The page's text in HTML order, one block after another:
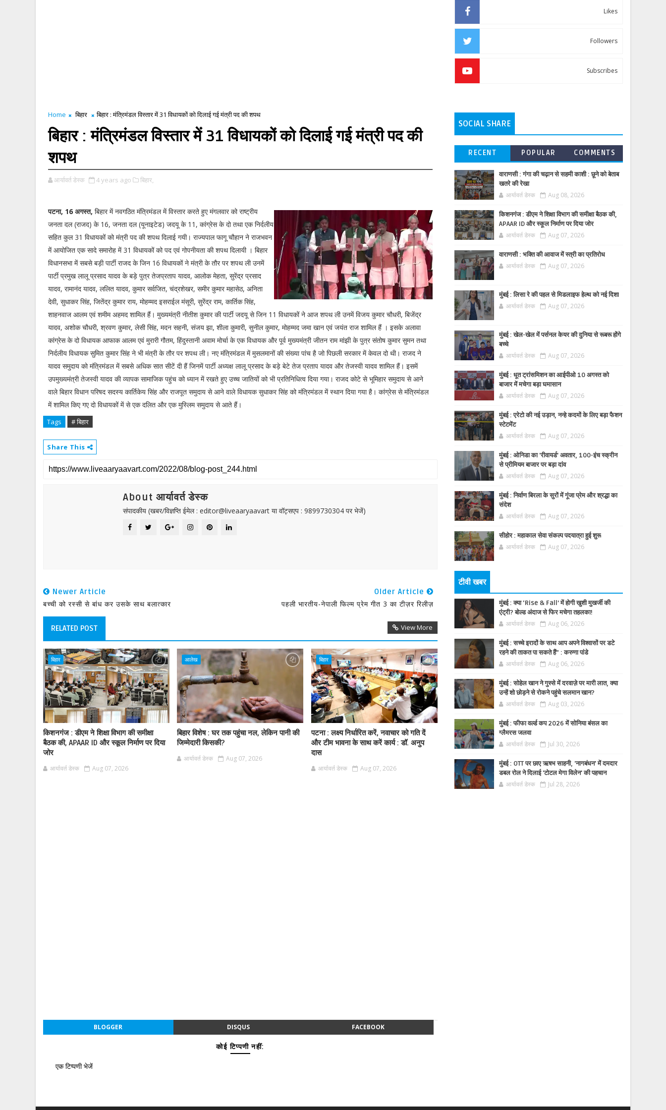
Home बिहार बिहार : मंत्रिमंडल विस्तार में 31 विधायकों को दिलाई गई मंत्री पद की शपथ
बिहार : मंत्रिमंडल विस्तार में 31 विधायकों को दिलाई गई मंत्री पद की
शपथ
आर्यावर्त डेस्क 4 years ago बिहार,
पटना, 16 अगस्त, बिहार में नवगठित मंत्रिमंडल में विस्तार करते हुए मंगलवार को राष्ट्रीय
जनता दल (राजद) के 16, जनता दल (यूनाइटेड) जदयू के 11, कांग्रेस के दो तथा एक निर्दलीय
सहित कुल 31 विधायकों को मंत्री पद की शपथ दिलाई गयी। राज्यपाल फागू चौहान ने राजभवन
में आयोजित एक सादे समारोह में 31 विधायकों को पद एवं गोपनीयता की शपथ दिलायी । बिहार
विधानसभा में सबसे बड़ी पार्टी राजद के जिन 16 विधायकों ने मंत्री के तौर पर शपथ ली उनमें
पार्टी प्रमुख लालू प्रसाद यादव के बड़े पुत्र तेजप्रताप यादव, आलोक मेहता, सुरेंद्र प्रसाद
यादव, रामानंद यादव, ललित यादव, कुमार सर्वजित, चंद्रशेखर, समीर कुमार महासेठ, अनिता
देवी, सुधाकर सिंह, जितेंद्र कुमार राय, मोहम्मद इसराईल मंसूरी, सुरेंद्र राम, कार्तिक सिंह,
शाहनवाज आलम एवं शमीम अहमद शामिल हैं। मुख्यमंत्री नीतीश कुमार की पार्टी जदयू से जिन 11 विधायकों ने आज शपथ ली उनमें विजय कुमार चौधरी, बिजेंद्र
यादव, अशोक चौधरी, श्रवण कुमार, लेसी सिंह, मदन सहनी, संजय झा, शीला कुमारी, सुनील कुमार, मोहम्मद जमा खान एवं जयंत राज शामिल हैं । इसके अलावा
कांग्रेस के दो विधायक आफाक आलम एवं मुरारी गौतम, हिंदुस्तानी अवाम मोर्चा के एक विधायक और पूर्व मुख्यमंत्री जीतन राम मांझी के पुत्र संतोष कुमार सुमन तथा
निर्दलीय विधायक सुमित कुमार सिंह ने भी मंत्री के तौर पर शपथ ली। नए मंत्रिमंडल में मुसलमानों की संख्या पांच है जो पिछली सरकार में केवल दो थी। राजद ने
यादव समुदाय को मंत्रिमंडल में सबसे अधिक सात सीटें दी हैं जिनमें पार्टी अध्यक्ष लालू प्रसाद के बड़े बेटे तेज प्रताप यादव और तेजस्वी यादव शामिल हैं। इसमें
उपमुख्यमंत्री तेजस्वी यादव की व्यापक सामाजिक पहुंच को ध्यान में रखते हुए उच्च जातियों को भी प्रतिनिधित्व दिया गया। राजद कोटे से भूमिहार समुदाय से आने
वाले बिहार विधान परिषद सदस्य कार्तिकेय सिंह और राजपूत समुदाय से आने वाले विधायक सुधाकर सिंह को मंत्रिमंडल में स्थान दिया गया है। कांग्रेस से मंत्रिमंडल
में शामिल किए गए दो विधायकों में से एक दलित और एक मुस्लिम समुदाय से आते हैं।
Tags # बिहार
Share This
About आर्यावर्त डेस्क
संपादकीय (खबर/विज्ञप्ति ईमेल : editor@liveaaryaavart या वॉट्सएप : 9899730304 पर भेजें)
Newer Article
बच्ची को रस्सी से बांध कर उसके साथ बलात्कार
Older Article
पहली भारतीय-नेपाली फिल्म प्रेम गीत 3 का टीज़र रिलीज़
RELATED POST View More
बिहार
किशनगंज : डीएम ने शिक्षा विभाग की समीक्षा
बैठक की, APAAR ID और स्कूल निर्माण पर दिया
जोर
आर्यावर्त डेस्क Aug 07, 2026
आलेख
बिहार विशेष : घर तक पहुंचा नल, लेकिन पानी की
जिम्मेदारी किसकी?
आर्यावर्त डेस्क Aug 07, 2026
बिहार
पटना : लक्ष्य निर्धारित करें, नवाचार को गति दें
और टीम भावना के साथ करें कार्य : डॉ. अनुप
दास
आर्यावर्त डेस्क Aug 07, 2026
BLOGGER DISQUS FACEBOOK
कोई टिप्पणी नहीं:
एक टिप्पणी भेजें
Likes
Followers
Subscribes
SOCIAL SHARE
RECENT POPULAR COMMENTS
वाराणसी : गंगा की चढ़ान से सहमी काशी : छूने को बेताब
खतरे की रेखा
आर्यावर्त डेस्क Aug 08, 2026
किशनगंज : डीएम ने शिक्षा विभाग की समीक्षा बैठक की,
APAAR ID और स्कूल निर्माण पर दिया जोर
आर्यावर्त डेस्क Aug 07, 2026
वाराणसी : भक्ति की आवाज में स्त्री का प्रतिरोध
आर्यावर्त डेस्क Aug 07, 2026
मुंबई : लिसा रे की पहल से मिडलाइफ हेल्थ को नई दिशा
आर्यावर्त डेस्क Aug 07, 2026
मुंबई : खेल-खेल में पर्सनल केयर की दुनिया से रूबरू होंगे
बच्चे
आर्यावर्त डेस्क Aug 07, 2026
मुंबई : धूत ट्रांसमिशन का आईपीओ 10 अगस्त को
बाजार में मचेगा बड़ा घमासान
आर्यावर्त डेस्क Aug 07, 2026
मुंबई : एरेटो की नई उड़ान, नन्हे कदमों के लिए बड़ा फैशन
स्टेटमेंट
आर्यावर्त डेस्क Aug 07, 2026
मुंबई : ओनिडा का 'रीवायर्ड’ अवतार, 100-इंच स्क्रीन
से प्रीमियम बाजार पर बड़ा दांव
आर्यावर्त डेस्क Aug 07, 2026
मुंबई : निर्वाण बिरला के सुरों में गूंजा प्रेम और श्रद्धा का
संदेश
आर्यावर्त डेस्क Aug 07, 2026
सीहोर : महाकाल सेवा संकल्प पदयात्रा हुई शुरू
आर्यावर्त डेस्क Aug 07, 2026
टीवी खबर
मुंबई : क्या ‘Rise & Fall’ में होगी खुशी मुखर्जी की
एंट्री? बोल्ड अंदाज से फिर मचेगा तहलका!
आर्यावर्त डेस्क Aug 06, 2026
मुंबई : सच्चे इरादों के साथ आप अपने विश्वासों पर डटे
रहने की ताकत पा सकते हैं” : करुणा पांडे
आर्यावर्त डेस्क Aug 06, 2026
मुंबई : सोहेल खान ने गुस्से में दरवाज़े पर मारी लात, क्या
उन्हें शो छोड़ने से रोकने पहुंचे सलमान खान?
आर्यावर्त डेस्क Aug 03, 2026
मुंबई : फीफा वर्ल्ड कप 2026 में सोनिया बंसल का
ग्लैमरस जलवा
आर्यावर्त डेस्क Jul 30, 2026
मुंबई : OTT पर छाए ऋषभ साहनी, 'नागबंधन' में दमदार
डबल रोल ने दिलाई 'टोटल मेगा विलेन' की पहचान
आर्यावर्त डेस्क Jul 28, 2026